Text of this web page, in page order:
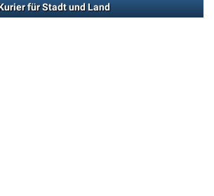
für Stadt und Land